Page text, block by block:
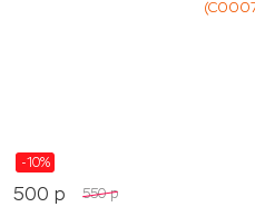
-10%
500 p 550 p